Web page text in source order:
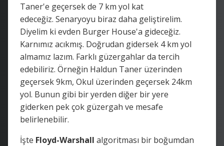
Taner'e geçersek de 7 km yol kat
edeceğiz. Senaryoyu biraz daha geliştirelim.
Diyelim ki evden Burger House'a gideceğiz.
Karnımız acıkmış. Doğrudan gidersek 4 km yol
almamız lazım. Farklı güzergahlar da tercih
edebiliriz. Örneğin Haldun Taner üzerinden
geçersek 9km, Okul üzerinden geçersek 24km
yol. Bunun gibi bir yerden diğer bir yere
giderken pek çok güzergah ve mesafe
belirlenebilir.
İşte Floyd-Warshall algoritması bir boğumdan